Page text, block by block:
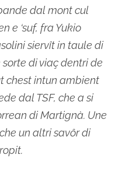
dal mont cul
e ‘suf, fra Yukio
siervît in taule di
sorte di viaç dentri de
chest intun ambient
dal TSF, che a si
di Martignà. Une
un altri savôr di